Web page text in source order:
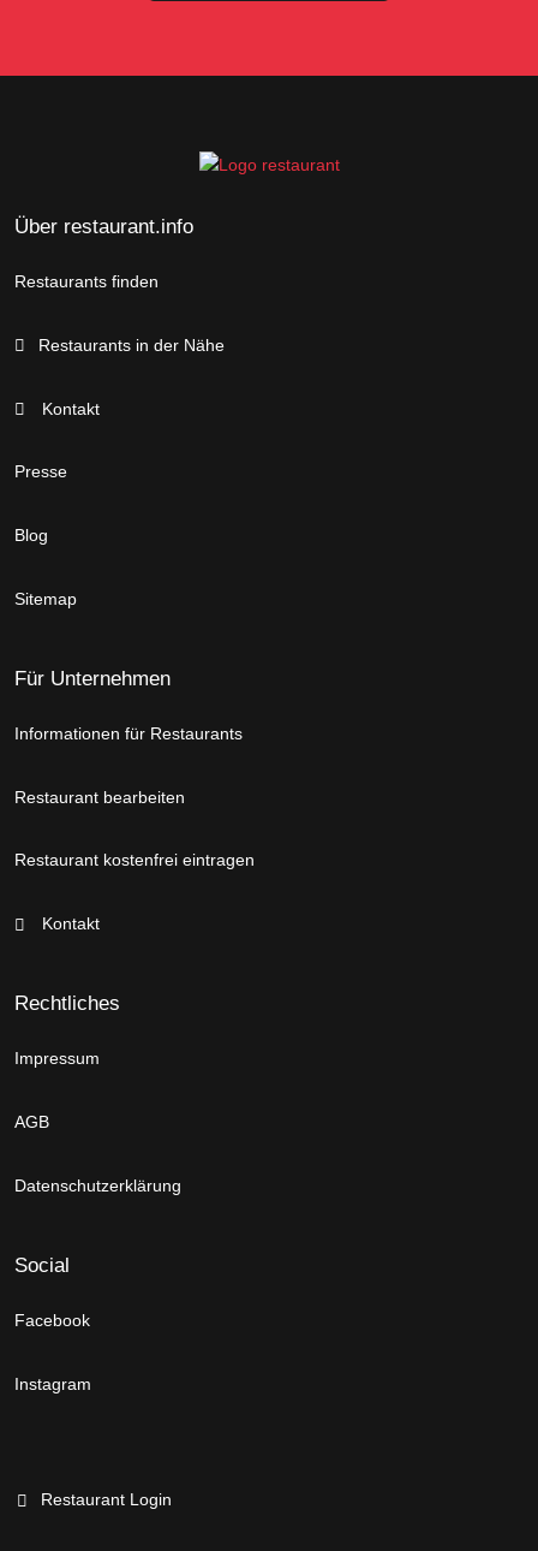
Über restaurant.info
Restaurants finden
Restaurants in der Nähe
Kontakt
Presse
Blog
Sitemap
Für Unternehmen
Informationen für Restaurants
Restaurant bearbeiten
Restaurant kostenfrei eintragen
Kontakt
Rechtliches
Impressum
AGB
Datenschutzerklärung
Social
Facebook
Instagram
Restaurant Login